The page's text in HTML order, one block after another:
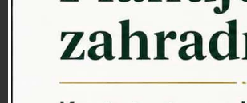
ZAHRADNÍ UMYVADLA
PTAČÍ BUDKY
Litinové škrabáky na boty